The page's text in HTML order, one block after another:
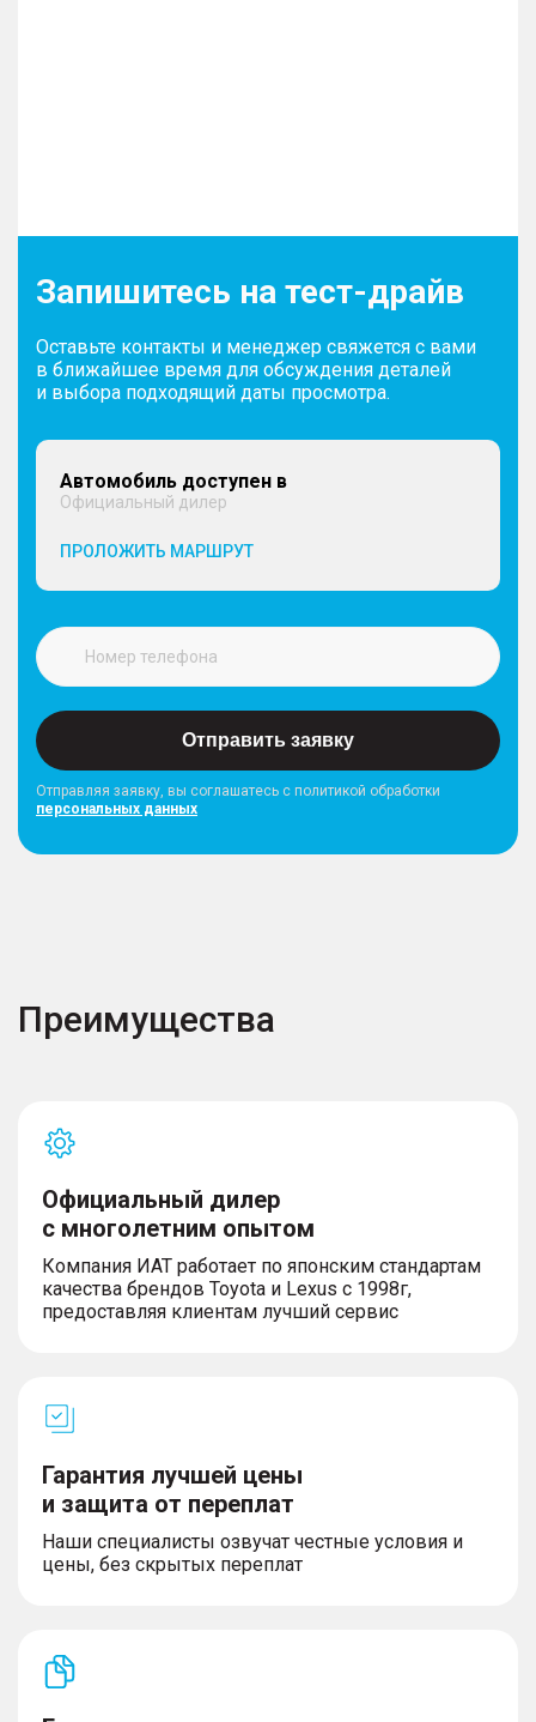
Запишитесь на тест-драйв
Оставьте контакты и менеджер свяжется с вами
в ближайшее время для обсуждения деталей
и выбора подходящий даты просмотра.
Автомобиль доступен в
Официальный дилер
ПРОЛОЖИТЬ МАРШРУТ
Отправить заявку
Отправляя заявку, вы соглашатесь с политикой обработки
персональных данных
Преимущества
Официальный дилер
с многолетним опытом
Компания ИАТ работает по японским стандартам
качества брендов Toyota и Lexus с 1998г,
предоставляя клиентам лучший сервис
Гарантия лучшей цены
и защита от переплат
Наши специалисты озвучат честные условия и
цены, без скрытых переплат